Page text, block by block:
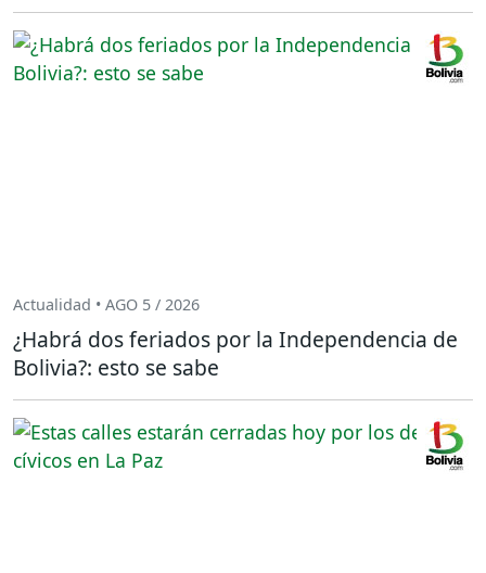
Actualidad • AGO 5 / 2026
¿Habrá dos feriados por la Independencia de
Bolivia?: esto se sabe